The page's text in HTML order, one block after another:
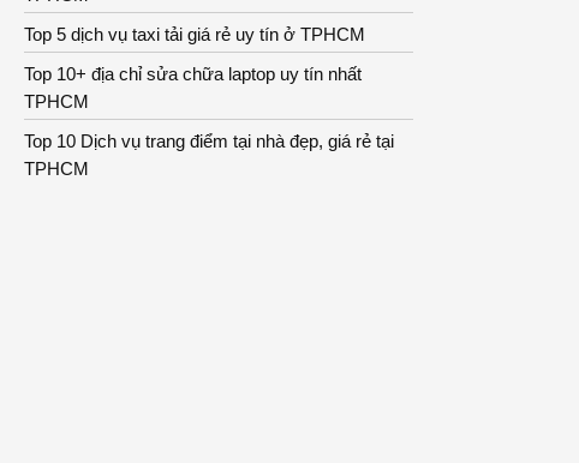
Top 5 dịch vụ taxi tải giá rẻ uy tín ở TPHCM
Top 10+ địa chỉ sửa chữa laptop uy tín nhất
TPHCM
Top 10 Dịch vụ trang điểm tại nhà đẹp, giá rẻ tại
TPHCM